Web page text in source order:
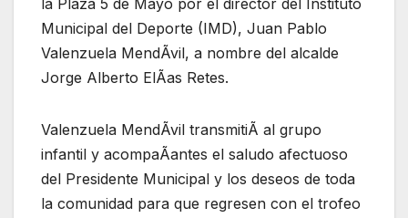
la Plaza 5 de Mayo por el director del Instituto
Municipal del Deporte (IMD), Juan Pablo
Valenzuela MendÃvil, a nombre del alcalde
Jorge Alberto ElÃas Retes.
Valenzuela MendÃvil transmitiÃ al grupo
infantil y acompaÃantes el saludo afectuoso
del Presidente Municipal y los deseos de toda
la comunidad para que regresen con el trofeo